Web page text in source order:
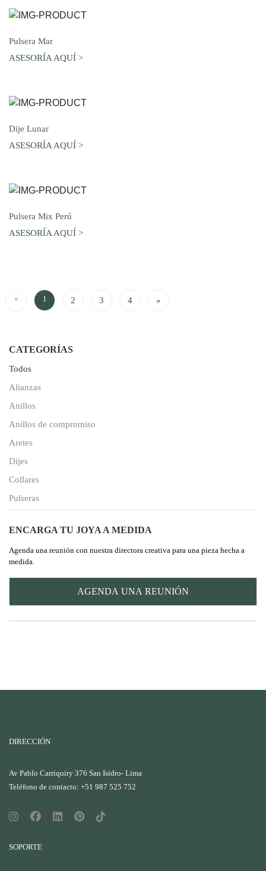
Pulsera Mar
ASESORÍA AQUÍ >
Dije Lunar
ASESORÍA AQUÍ >
Pulsera Mix Perú
ASESORÍA AQUÍ >
« 1 2 3 4 »
CATEGORÍAS
Todos
Alianzas
Anillos
Anillos de compromiso
Aretes
Dijes
Collares
Pulseras
ENCARGA TU JOYA A MEDIDA
Agenda una reunión con nuestra directora creativa para una pieza hecha a
medida.
AGENDA UNA REUNIÓN
DIRECCIÓN
Av Pablo Carriquiry 376 San Isidro- Lima
Teléfono de contacto: +51 987 525 752
SOPORTE